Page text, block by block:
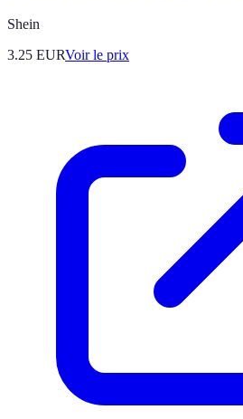
Shein
3.25 EURVoir le prix